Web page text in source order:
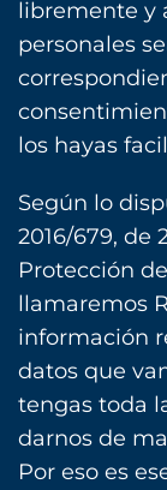
libremente y
personales
los hayas
Según lo
2016/679, de
Protección
llamaremos
información
datos que
tengas toda
darnos de
Por eso es